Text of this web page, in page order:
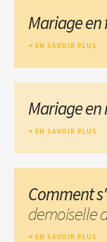
Mariage en
EN SAVOIR PLUS
Mariage en
EN SAVOIR PLUS
Comment
demoiselle
EN SAVOIR PLUS